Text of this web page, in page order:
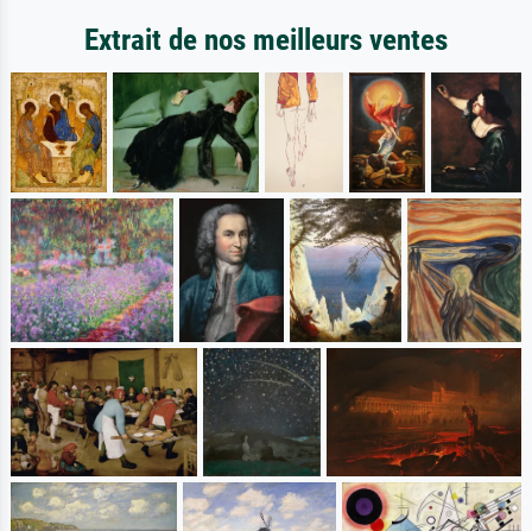
Extrait de nos meilleurs ventes